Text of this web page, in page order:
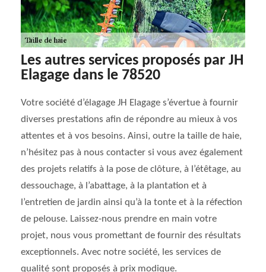
Les autres services proposés par JH
Elagage dans le 78520
Votre société d’élagage JH Elagage s’évertue à fournir
diverses prestations afin de répondre au mieux à vos
attentes et à vos besoins. Ainsi, outre la taille de haie,
n’hésitez pas à nous contacter si vous avez également
des projets relatifs à la pose de clôture, à l’étêtage, au
dessouchage, à l’abattage, à la plantation et à
l’entretien de jardin ainsi qu’à la tonte et à la réfection
de pelouse. Laissez-nous prendre en main votre
projet, nous vous promettant de fournir des résultats
exceptionnels. Avec notre société, les services de
qualité sont proposés à prix modique.